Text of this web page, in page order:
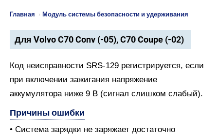
Главная › Модуль системы безопасности и удерживания
Для Volvo C70 Conv (-05), C70 Coupe (-02)
Код неисправности SRS-129 регистрируется, если
при включении зажигания напряжение
аккумулятора ниже 9 В (сигнал слишком слабый).
Причины ошибки
• Система зарядки не заряжает достаточно